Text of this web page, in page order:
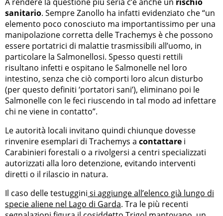
sanitario. Sempre Zanollo ha infatti evidenziato che “un
elemento poco conosciuto ma importantissimo per una
manipolazione corretta delle Trachemys è che possono
essere portatrici di malattie trasmissibili all’uomo, in
particolare la Salmonellosi. Spesso questi rettili
risultano infetti e ospitano le Salmonelle nel loro
intestino, senza che ciò comporti loro alcun disturbo
(per questo definiti ‘portatori sani’), eliminano poi le
Salmonelle con le feci riuscendo in tal modo ad infettare
chi ne viene in contatto”.
Le autorità locali invitano quindi chiunque dovesse
rinvenire esemplari di Trachemys a contattare i
Carabinieri forestali o a rivolgersi a centri specializzati
autorizzati alla loro detenzione, evitando interventi
diretti o il rilascio in natura.
Il caso delle testuggini si aggiunge all’elenco già lungo di
specie aliene nel Lago di Garda. Tra le più recenti